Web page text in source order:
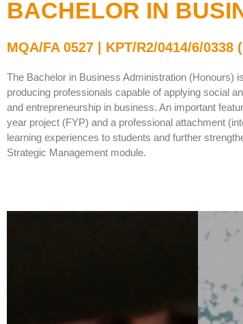
BACHELOR IN
MQA/FA 0527 | KPT/R2/0414/6/0338
The Bachelor in Business Administration (Honours)
producing professionals capable of applying social
and entrepreneurship in business. An important
year project (FYP) and a professional attachment
learning experiences to students and further
Strategic Management module.